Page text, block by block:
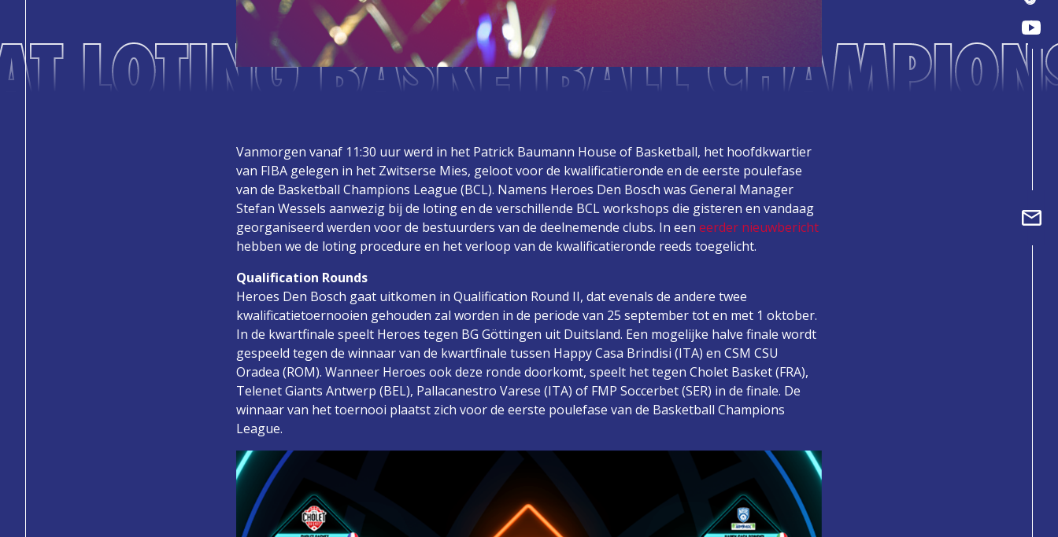
LOTING BASKETBALL
Vanmorgen vanaf 11:30 uur werd in het Patrick Baumann House of Basketball, het hoofdkwartier
van FIBA gelegen in het Zwitserse Mies, geloot voor de kwalificatieronde en de eerste poulefase
van de Basketball Champions League (BCL). Namens Heroes Den Bosch was General Manager
Stefan Wessels aanwezig bij de loting en de verschillende BCL workshops die gisteren en vandaag
georganiseerd werden voor de bestuurders van de deelnemende clubs. In een eerder nieuwbericht
hebben we de loting procedure en het verloop van de kwalificatieronde reeds toegelicht.
Qualification Rounds
Heroes Den Bosch gaat uitkomen in Qualification Round II, dat evenals de andere twee
kwalificatietoernooien gehouden zal worden in de periode van 25 september tot en met 1 oktober.
In de kwartfinale speelt Heroes tegen BG Göttingen uit Duitsland. Een mogelijke halve finale wordt
gespeeld tegen de winnaar van de kwartfinale tussen Happy Casa Brindisi (ITA) en CSM CSU
Oradea (ROM). Wanneer Heroes ook deze ronde doorkomt, speelt het tegen Cholet Basket (FRA),
Telenet Giants Antwerp (BEL), Pallacanestro Varese (ITA) of FMP Soccerbet (SER) in de finale. De
winnaar van het toernooi plaatst zich voor de eerste poulefase van de Basketball Champions
League.